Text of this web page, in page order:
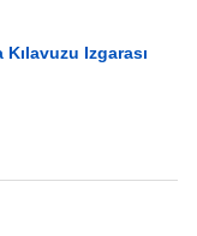
Izgarası